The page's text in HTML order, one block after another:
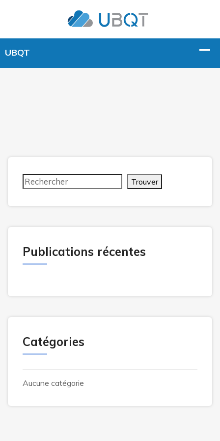
Trouver
Publications récentes
Catégories
Aucune catégorie